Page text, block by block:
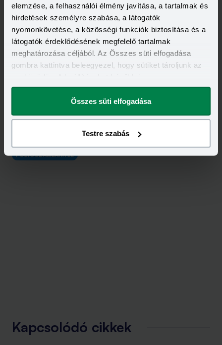
elemzése, a felhasználói élmény javítása, a tartalmak és
hirdetések személyre szabása, a látogatók
nyomonkövetése, a közösségi funkciók biztosítása és a
látogatók érdeklődésének megfelelő tartalmak
meghatározása céljából. Az Összes süti elfogadása
gombra kattintva beleegyezel, hogy sütiket tároljunk az
megváltoztathatod.
Összes süti elfogadása
Testre szabás
Kapcsolódó címkék
FOLYÓSZÁMLAHITEL
Kapcsolódó cikkek